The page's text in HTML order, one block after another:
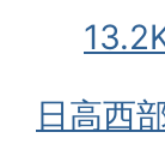
日高西